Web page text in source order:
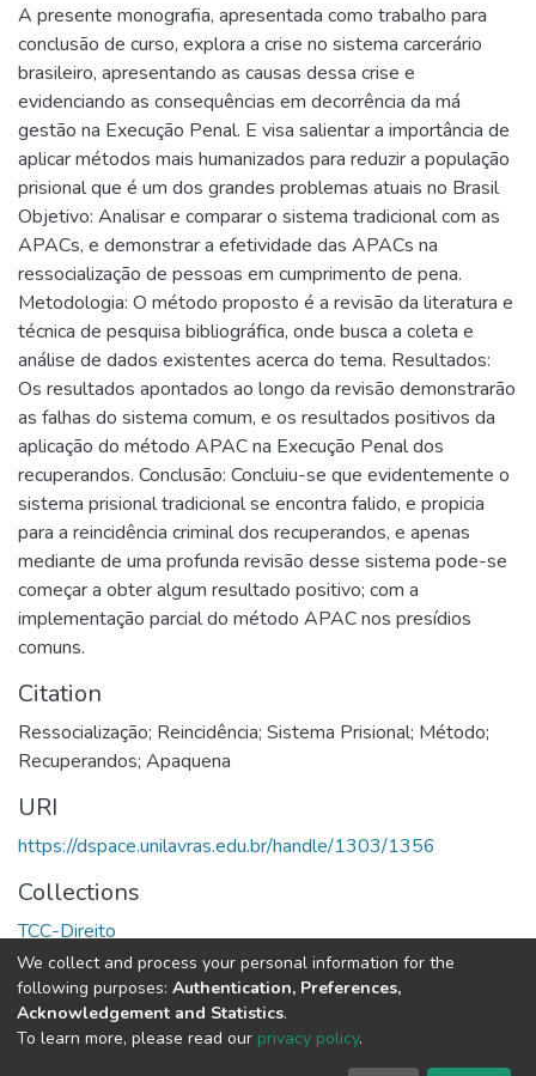
A presente monografia, apresentada como trabalho para
conclusão de curso, explora a crise no sistema carcerário
brasileiro, apresentando as causas dessa crise e
evidenciando as consequências em decorrência da má
gestão na Execução Penal. E visa salientar a importância de
aplicar métodos mais humanizados para reduzir a população
prisional que é um dos grandes problemas atuais no Brasil
Objetivo: Analisar e comparar o sistema tradicional com as
APACs, e demonstrar a efetividade das APACs na
ressocialização de pessoas em cumprimento de pena.
Metodologia: O método proposto é a revisão da literatura e
técnica de pesquisa bibliográfica, onde busca a coleta e
análise de dados existentes acerca do tema. Resultados:
Os resultados apontados ao longo da revisão demonstrarão
as falhas do sistema comum, e os resultados positivos da
aplicação do método APAC na Execução Penal dos
recuperandos. Conclusão: Concluiu-se que evidentemente o
sistema prisional tradicional se encontra falido, e propicia
para a reincidência criminal dos recuperandos, e apenas
mediante de uma profunda revisão desse sistema pode-se
começar a obter algum resultado positivo; com a
implementação parcial do método APAC nos presídios
comuns.
Citation
Ressocialização; Reincidência; Sistema Prisional; Método;
Recuperandos; Apaquena
URI
https://dspace.unilavras.edu.br/handle/1303/1356
Collections
TCC-Direito
Full item page
We collect and process your personal information for the
following purposes: Authentication, Preferences,
Acknowledgement and Statistics.
To learn more, please read our privacy policy.